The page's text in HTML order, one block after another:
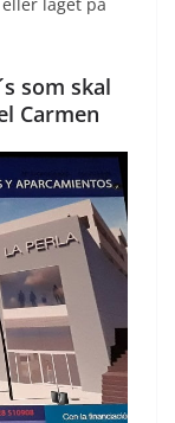
laget på
som skal
Carmen